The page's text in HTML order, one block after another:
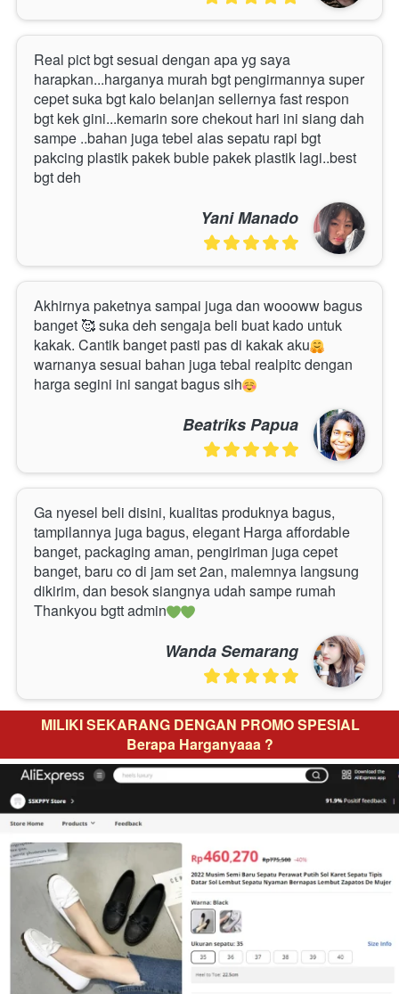
Real pict bgt sesuai dengan apa yg saya
harapkan...harganya murah bgt pengirmannya super
cepet suka bgt kalo belanjan sellernya fast respon
bgt kek gini...kemarin sore chekout hari ini siang dah
sampe ..bahan juga tebel alas sepatu rapi bgt
pakcing plastik pakek buble pakek plastik lagi..best
bgt deh
Yani Manado
Akhirnya paketnya sampai juga dan woooww bagus
banget 🥰 suka deh sengaja beli buat kado untuk
kakak. Cantik banget pasti pas di kakak aku
warnanya sesuai bahan juga tebal realpitc dengan
harga segini ini sangat bagus sih
Beatriks Papua
Ga nyesel beli disini, kualitas produknya bagus,
tampilannya juga bagus, elegant Harga affordable
banget, packaging aman, pengiriman juga cepet
banget, baru co di jam set 2an, malemnya langsung
dikirim, dan besok siangnya udah sampe rumah
Thankyou bgtt admin
Wanda Semarang
MILIKI SEKARANG DENGAN PROMO SPESIAL
Berapa Harganyaaa ?